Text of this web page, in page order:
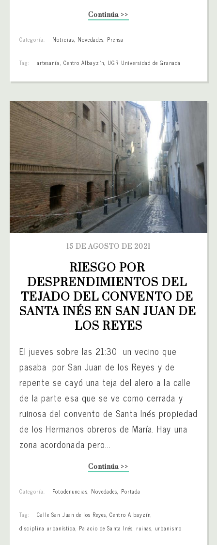
Continúa >>
Categoría: Noticias, Novedades, Prensa
Tag: artesanía, Centro Albayzín, UGR Universidad de Granada
15 DE AGOSTO DE 2021
RIESGO POR
DESPRENDIMIENTOS DEL
TEJADO DEL CONVENTO DE
SANTA INÉS EN SAN JUAN DE
LOS REYES
El jueves sobre las 21:30 un vecino que
pasaba por San Juan de los Reyes y de
repente se cayó una teja del alero a la calle
de la parte esa que se ve como cerrada y
ruinosa del convento de Santa Inés propiedad
de los Hermanos obreros de María. Hay una
zona acordonada pero...
Continúa >>
Categoría: Fotodenuncias, Novedades, Portada
Tag: Calle San Juan de los Reyes,Centro Albayzín,
disciplina urbanística, Palacio de Santa Inés, ruinas, urbanismo